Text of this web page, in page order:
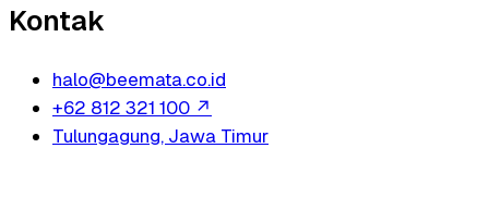
Kontak
halo@beemata.co.id
+62 812 321 100 ↗
Tulungagung, Jawa Timur